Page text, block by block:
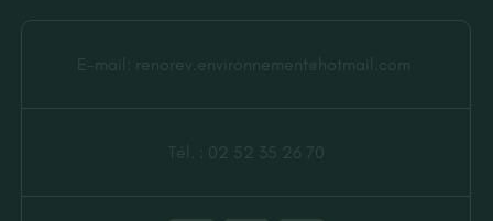
E-mail: renorev.environnement@hotmail.com
Tél. : 02 52 35 26 70